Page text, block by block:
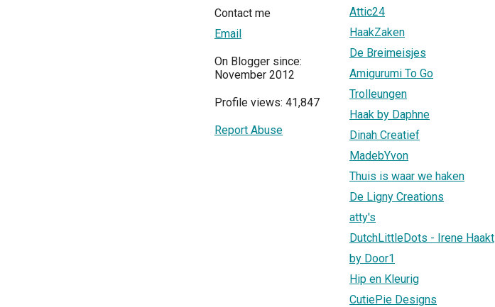
Contact me
Email
On Blogger since:
November 2012
Profile views: 41,847
Report Abuse
Attic24
HaakZaken
De Breimeisjes
Amigurumi To Go
Trolleungen
Haak by Daphne
Dinah Creatief
MadebYvon
Thuis is waar we haken
De Ligny Creations
atty's
DutchLittleDots - Irene Haakt
by Door1
Hip en Kleurig
CutiePie Designs